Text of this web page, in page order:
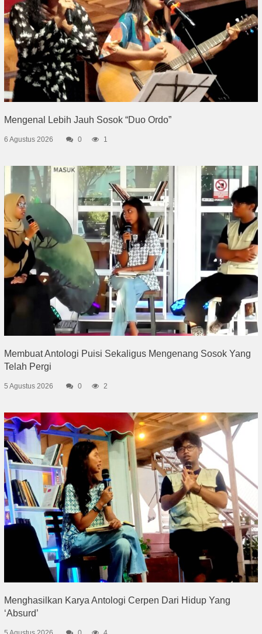
Mengenal Lebih Jauh Sosok “Duo Ordo”
6 Agustus 2026 0 1
Membuat Antologi Puisi Sekaligus Mengenang Sosok Yang
Telah Pergi
5 Agustus 2026 0 2
Menghasilkan Karya Antologi Cerpen Dari Hidup Yang
‘Absurd’